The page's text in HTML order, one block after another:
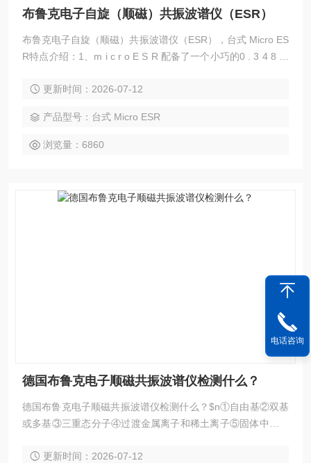
布鲁克电子自旋（顺磁）共振波谱仪（ESR）
布鲁克电子自旋（顺磁）共振波谱仪（ESR），台式 Micro ES
R特点介绍：1、m i c r o E S R 配备了一个小巧的0 . 3 4 8 特
场；6、microESR波谱仪无需专门安装和专门维护，因而适用
更新时间：2026-07-12
产品型号：台式 Micro ESR
浏览量：6860
德国布鲁克电子顺磁共振波谱仪检测什么？
德国布鲁克电子顺磁共振波谱仪检测什么？$n①自由基②双基
或多基③三重态分子④过渡金属离子和稀土离子⑤固体中的晶
共振专业名词的变迁历程：ESR：电子自旋共振EPR：电子顺
更新时间：2026-07-12
电话咨询